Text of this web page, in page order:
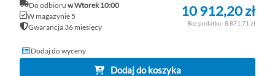
Do odbioru w Wtorek 10:00
W magazynie 5
Gwarancja 36 miesięcy
10 912,20 zł
8 871,71 zł
Dodaj do wyceny
Dodaj do koszyka